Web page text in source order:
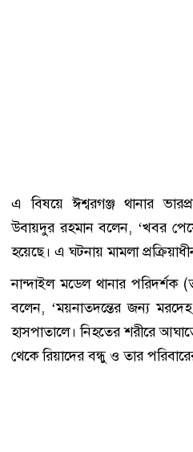
এ বিষয়ে ঈশ্বরগঞ্জ থানার
উবায়দুর রহমান বলেন, ‘খবর
হয়েছে। এ ঘটনায় মামলা
নান্দাইল মডেল থানার
বলেন, ‘ময়নাতদন্তের জন্য
হাসপাতালে। নিহতের শরীরে
থেকে রিয়াদের বন্ধু ও তার